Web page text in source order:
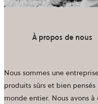
À propos de nous
Nous sommes une
produits sûrs et bien
monde entier. Nous avons